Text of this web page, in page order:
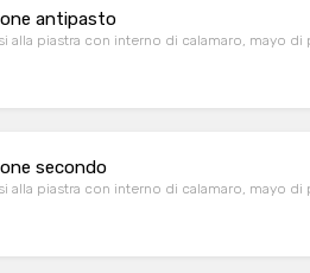
antipasto
alla piastra con interno di calamaro, mayo
secondo
alla piastra con interno di calamaro, mayo